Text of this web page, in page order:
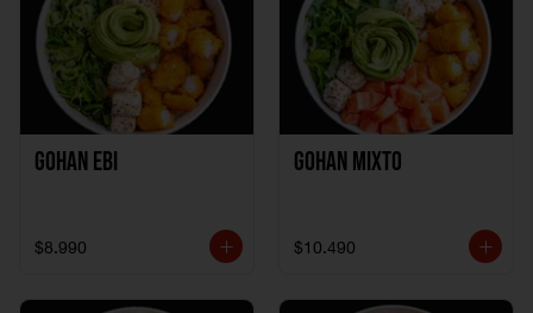
Gohan Ebi
$8.990
Gohan Mixto
$10.490